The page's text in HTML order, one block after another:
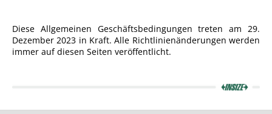
Diese Allgemeinen Geschäftsbedingungen treten am 29.
Dezember 2023 in Kraft. Alle Richtlinienänderungen werden
immer auf diesen Seiten veröffentlicht.